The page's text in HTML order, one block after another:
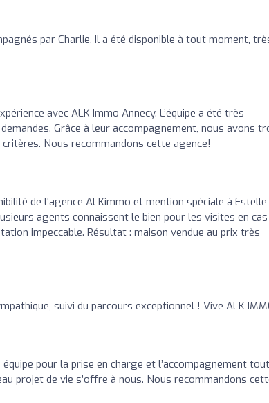
par Charlie. Il a été disponible à tout moment,
avec ALK Immo Annecy. L’équipe a été très
Grâce à leur accompagnement, nous avons
Nous recommandons cette agence!
de l'agence ALKimmo et mention spéciale à Estelle
agents connaissent le bien pour les visites en cas
impeccable. Résultat : maison vendue au prix très
suivi du parcours exceptionnel ! Vive ALK
pour la prise en charge et l’accompagnement
projet de vie s’offre à nous. Nous recommandons